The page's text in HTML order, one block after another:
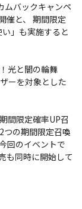
ムバックキャンペ
催と、 期間限定
」も実施すると
光と闇の輪舞
ーを対象とした
間限定確率UP召
つの期間限定召喚
回のイベントで
も同時に開始して